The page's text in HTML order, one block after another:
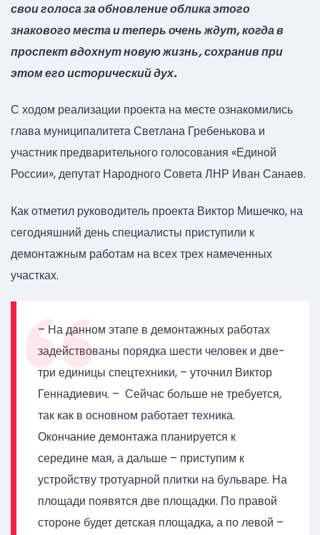
свои голоса за обновление облика этого
знакового места и теперь очень ждут, когда в
проспект вдохнут новую жизнь, сохранив при
этом его исторический дух.
С ходом реализации проекта на месте ознакомились
глава муниципалитета Светлана Гребенькова и
участник предварительного голосования «Единой
России», депутат Народного Совета ЛНР Иван Санаев.
Как отметил руководитель проекта Виктор Мишечко, на
сегодняшний день специалисты приступили к
демонтажным работам на всех трех намеченных
участках.
– На данном этапе в демонтажных работах
задействованы порядка шести человек и две-
три единицы спецтехники, – уточнил Виктор
Геннадиевич. – Сейчас больше не требуется,
так как в основном работает техника.
Окончание демонтажа планируется к
середине мая, а дальше – приступим к
устройству тротуарной плитки на бульваре. На
площади появятся две площадки. По правой
стороне будет детская площадка, а по левой –